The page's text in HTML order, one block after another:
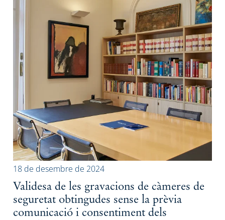
18 de desembre de 2024
Validesa de les gravacions de càmeres de
seguretat obtingudes sense la prèvia
comunicació i consentiment dels